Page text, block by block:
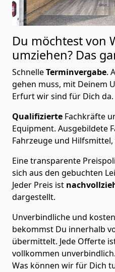
Du möchtest von
umziehen? Das
SchnelleTerminvergabe.
gehen muss, mit Deinem
Erfurt wir sind für Dich da.
Qualifizierte Fachkräfte
Equipment. Ausgebildete
Fahrzeuge und
Eine transparente
sich aus den gebuchten
Jeder Preis ist
dargestellt.
Unverbindliche und
bekommst Du innerhalb
übermittelt. Jede Offerte
vollkommen
Was können wir für Dich